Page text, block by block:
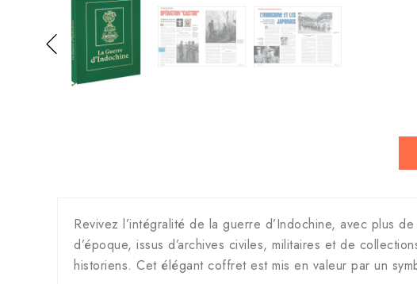
Revivez l’intégralité de la guerre d’Indochine, avec plus
d’époque, issus d’archives civiles, militaires et de
historiens. Cet élégant coffret est mis en valeur par un